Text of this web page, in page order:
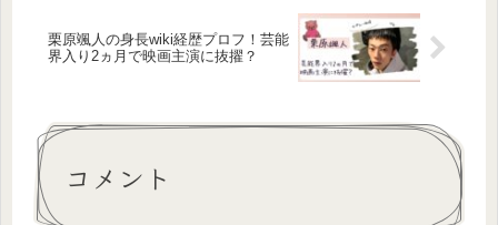
栗原颯人の身長wiki経歴プロフ！芸能
界入り2ヵ月で映画主演に抜擢？
コメント